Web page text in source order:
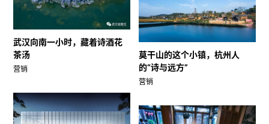
武汉向南一小时，藏着诗酒花
茶汤
营销
莫干山的这个小镇，杭州人
的“诗与远方”
营销